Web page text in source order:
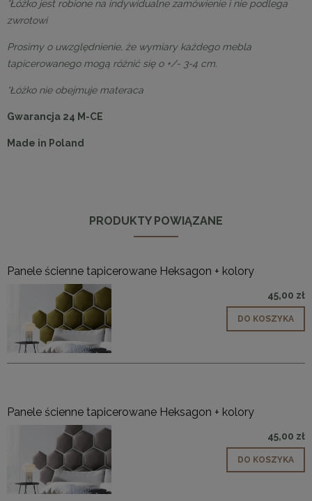
*Łóżko jest robione na indywidualne zamówienie i nie podlega
zwrotowi
Prosimy o uwzględnienie, że wymiary każdego mebla
tapicerowanego mogą różnić się o +/- 3-4 cm.
*Łóżko nie obejmuje materaca
Gwarancja 24 M-CE
Made in Poland
PRODUKTY POWIĄZANE
Panele ścienne tapicerowane Heksagon + kolory
45,00 zł
DO KOSZYKA
Panele ścienne tapicerowane Heksagon + kolory
45,00 zł
DO KOSZYKA